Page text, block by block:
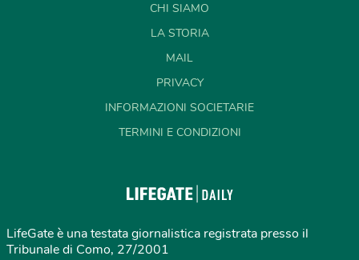
CHI SIAMO
LA STORIA
MAIL
PRIVACY
INFORMAZIONI SOCIETARIE
TERMINI E CONDIZIONI
LifeGate è una testata giornalistica registrata presso il
Tribunale di Como, 27/2001